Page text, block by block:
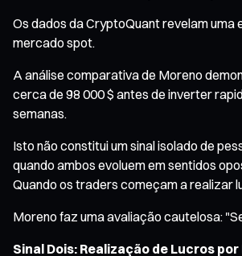
Os dados da CryptoQuant revelam
mercado spot.
A análise comparativa de Moreno
cerca de 98 000 $ antes de inverter
semanas.
Isto não constitui um sinal isolado de
quando ambos evoluem em sentidos
Quando os traders começam a realizar
Moreno faz uma avaliação cautelosa:
Sinal Dois: Realização de Lucros